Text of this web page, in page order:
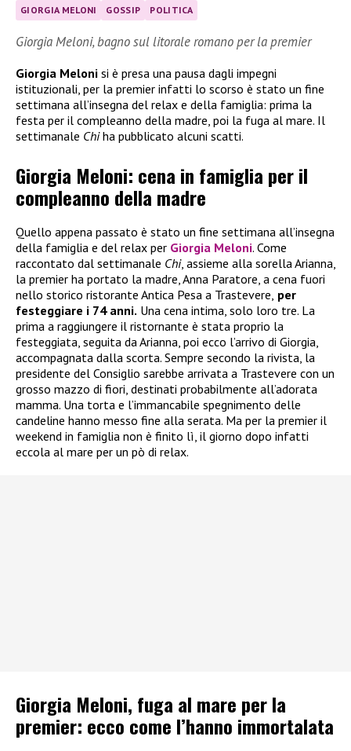
GIORGIA MELONI GOSSIP POLITICA
Giorgia Meloni, bagno sul litorale romano per la premier
Giorgia Meloni si è presa una pausa dagli impegni
istituzionali, per la premier infatti lo scorso è stato un fine
settimana all’insegna del relax e della famiglia: prima la
festa per il compleanno della madre, poi la fuga al mare. Il
settimanale Chiha pubblicato alcuni scatti.
Giorgia Meloni: cena in famiglia per il
compleanno della madre
Quello appena passato è stato un fine settimana all’insegna
della famiglia e del relax per Giorgia Meloni. Come
raccontato dal settimanale Chi, assieme alla sorella Arianna,
la premier ha portato la madre, Anna Paratore, a cena fuori
nello storico ristorante Antica Pesa a Trastevere, per
festeggiare i 74 anni. Una cena intima, solo loro tre. La
prima a raggiungere il ristornante è stata proprio la
festeggiata, seguita da Arianna, poi ecco l’arrivo di Giorgia,
accompagnata dalla scorta. Sempre secondo la rivista, la
presidente del Consiglio sarebbe arrivata a Trastevere con un
grosso mazzo di fiori, destinati probabilmente all’adorata
mamma. Una torta e l’immancabile spegnimento delle
candeline hanno messo fine alla serata. Ma per la premier il
weekend in famiglia non è finito lì, il giorno dopo infatti
eccola al mare per un pò di relax.
Giorgia Meloni, fuga al mare per la
premier: ecco come l’hanno immortalata